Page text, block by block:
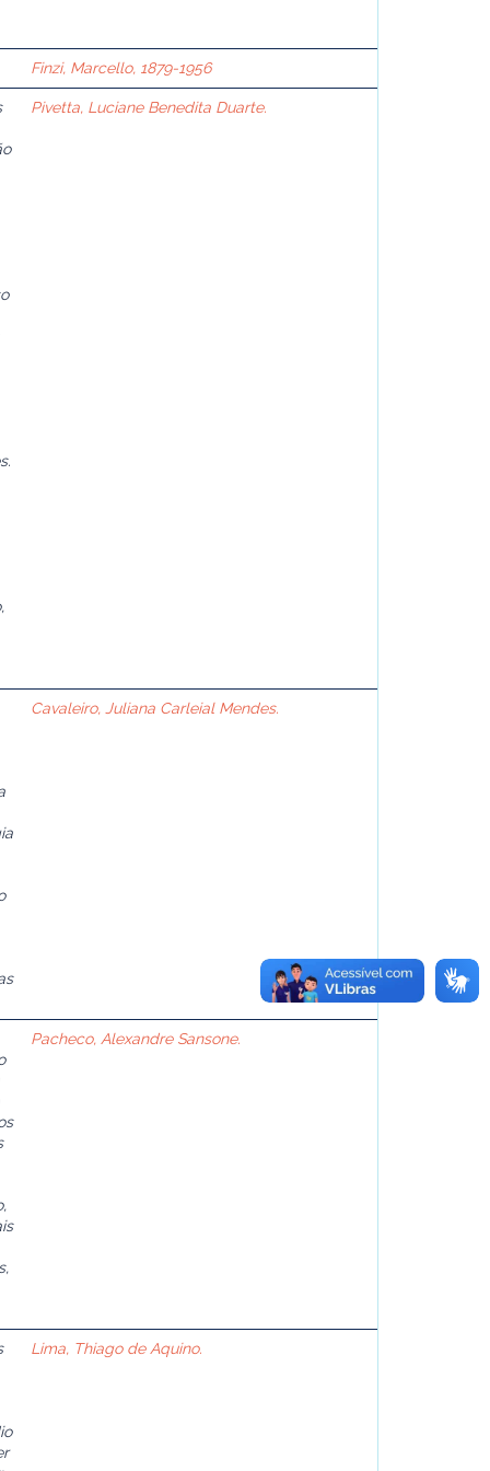
Finzi, Marcello, 1879-1956
Pivetta, Luciane Benedita Duarte.
Cavaleiro, Juliana Carleial Mendes.
Pacheco, Alexandre Sansone.
Lima, Thiago de Aquino.